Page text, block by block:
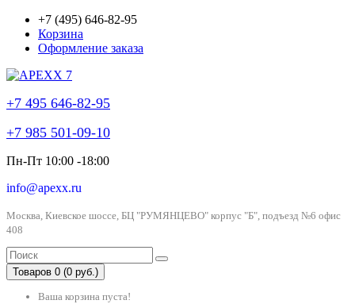
+7 (495) 646-82-95
Корзина
Оформление заказа
+7 495 646-82-95
+7 985 501-09-10
Пн-Пт 10:00 -18:00
info@apexx.ru
Москва, Киевское шоссе, БЦ "РУМЯНЦЕВО" корпус "Б", подъезд №6 офис
408
Товаров 0 (0 руб.)
Ваша корзина пуста!